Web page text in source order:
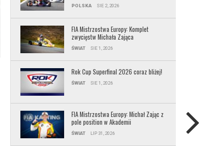
POLSKA SIE 2, 2026
FIA Mistrzostwa Europy: Komplet
zwycięstw Michała Zająca
ŚWIAT SIE 1, 2026
Rok Cup Superfinal 2026 coraz bliżej!
ŚWIAT SIE 1, 2026
FIA Mistrzostwa Europy: Michał Zając z
pole position w Akademii
ŚWIAT LIP 31, 2026